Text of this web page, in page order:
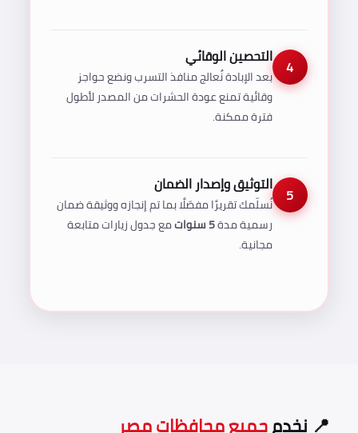
4 التحصين الوقائي
بعد الإبادة نُعالج منافذ التسرب ونضع حواجز
وقائية تمنع عودة الحشرات من المصدر لأطول
فترة ممكنة.
5 التوثيق وإصدار الضمان
نُسلّمك تقريرًا مفصّلًا بما تم إنجازه ووثيقة ضمان
رسمية مدة5 سنوات
مع جدول زيارات متابعة
مجانية.
📍 نخدمجميع محافظات مصر